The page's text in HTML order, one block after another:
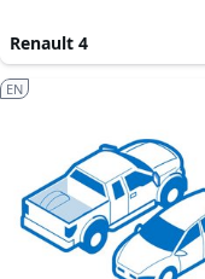
Renault 4
EN